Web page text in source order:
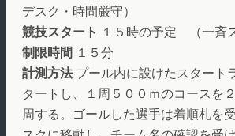
デスク・時間厳守）
競技スタート １５時の予定 （一斉
制限時間 １５分
計測方法 プール内に設けたスタート
タートし、１周５００ｍのコースを
周する。ゴールした選手は着順札を